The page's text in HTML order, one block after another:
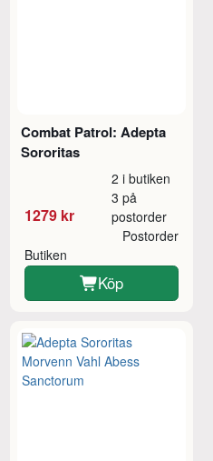
Combat Patrol: Adepta
Sororitas
1279 kr
2 i butiken
3 på
postorder
Butiken
Postorder
Köp